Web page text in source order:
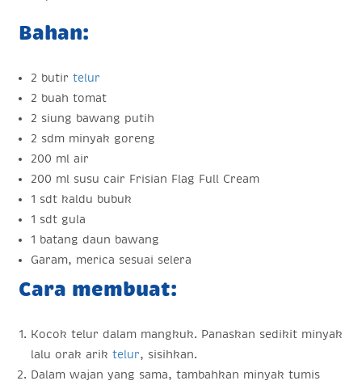
Bahan:
2 butir telur
2 buah tomat
2 siung bawang putih
2 sdm minyak goreng
200 ml air
200 ml susu cair Frisian Flag Full Cream
1 sdt kaldu bubuk
1 sdt gula
1 batang daun bawang
Garam, merica sesuai selera
Cara membuat:
Kocok telur dalam mangkuk. Panaskan sedikit minyak
lalu orak arik telur, sisihkan.
Dalam wajan yang sama, tambahkan minyak tumis